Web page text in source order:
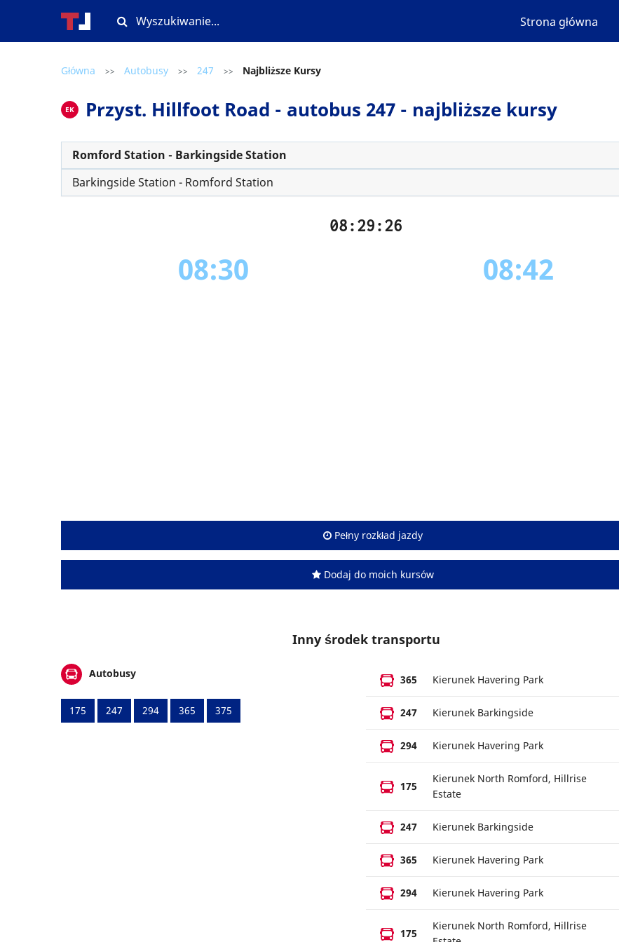
Strona główna
Główna >> Autobusy >> 247 >> Najbliższe Kursy
EK Przyst. Hillfoot Road - autobus 247 - najbliższe kursy
Romford Station - Barkingside Station
Barkingside Station - Romford Station
08:29:26
08:30 08:42
Pełny rozkład jazdy
Dodaj do moich kursów
Inny środek transportu
Autobusy
175 247 294 365 375
365 Kierunek Havering Park
247 Kierunek Barkingside
294 Kierunek Havering Park
175
Kierunek North Romford, Hillrise
Estate
247 Kierunek Barkingside
365 Kierunek Havering Park
294 Kierunek Havering Park
175
Kierunek North Romford, Hillrise